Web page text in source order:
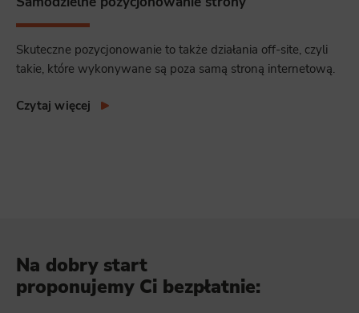
Skuteczne pozycjonowanie to także działania off-site, czyli
takie, które wykonywane są poza samą stroną internetową.
Czytaj więcej
Na dobry start
proponujemy Ci bezpłatnie: